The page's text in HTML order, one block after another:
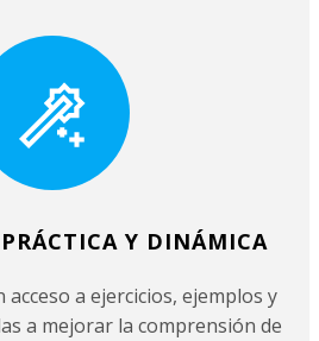
Y DINÁMICA
a ejercicios, ejemplos y
a mejorar la comprensión de